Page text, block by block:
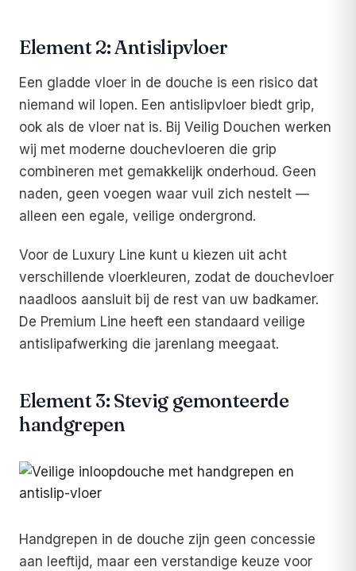
Element 2: Antislipvloer
Een gladde vloer in de douche is een risico dat
niemand wil lopen. Een antislipvloer biedt grip,
ook als de vloer nat is. Bij Veilig Douchen werken
wij met moderne douchevloeren die grip
combineren met gemakkelijk onderhoud. Geen
naden, geen voegen waar vuil zich nestelt —
alleen een egale, veilige ondergrond.
Voor de Luxury Line kunt u kiezen uit acht
verschillende vloerkleuren, zodat de douchevloer
naadloos aansluit bij de rest van uw badkamer.
De Premium Line heeft een standaard veilige
antislipafwerking die jarenlang meegaat.
Element 3: Stevig gemonteerde
handgrepen
Handgrepen in de douche zijn geen concessie
aan leeftijd, maar een verstandige keuze voor